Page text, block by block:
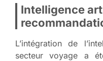
Intelligence
L’intégration de
secteur voyage a